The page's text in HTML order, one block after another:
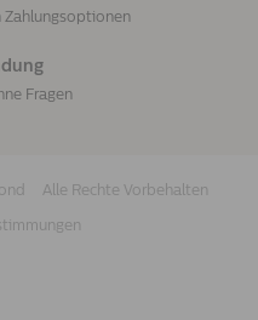
Zahlungsoptionen
Fragen
Alle Rechte Vorbehalten